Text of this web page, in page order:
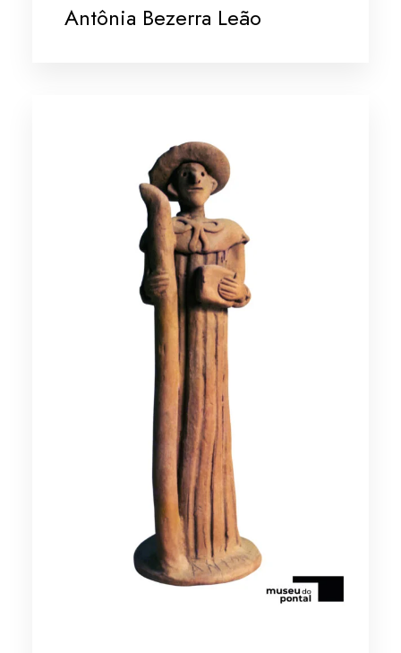
Antônia Bezerra Leão